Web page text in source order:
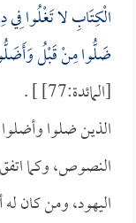
الْكِتَابِ لا تَغْلُوا فِي
ضَلُّوا مِنْ قَبْلُ
[المائدة:77] ] .
الذين ضلوا
النصوص، وكما
اليهود، ومن كان